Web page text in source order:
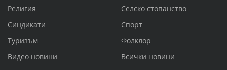
Религия
Селско стопанство
Синдикати
Спорт
Туризъм
Фолклор
Видео новини
Всички новини